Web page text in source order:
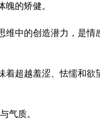
的矫健。
维中的创造潜力，是情
着超越羞涩、怯懦和欲
气质。